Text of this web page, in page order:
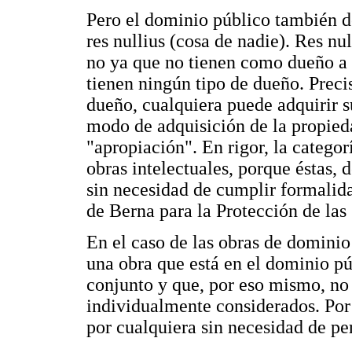
Pero el dominio público también
res nullius (cosa de nadie). Res
no ya que no tienen como dueño
tienen ningún tipo de dueño.
dueño, cualquiera puede adquirir
modo de adquisición de la
"apropiación". En rigor, la
obras intelectuales, porque éstas,
sin necesidad de cumplir
de Berna para la Protección de
En el caso de las obras de
una obra que está en el dominio
conjunto y que, por eso mismo,
individualmente considerados.
por cualquiera sin necesidad de